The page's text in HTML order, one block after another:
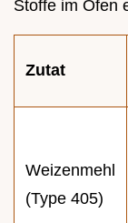
Stoffe im Ofen
Zutat
Weizenmehl
(Type 405)